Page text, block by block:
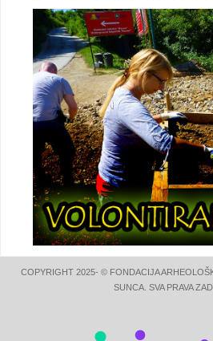
COPYRIGHT 2025- © FONDACIJA
SUNCA. SVA PRAVA